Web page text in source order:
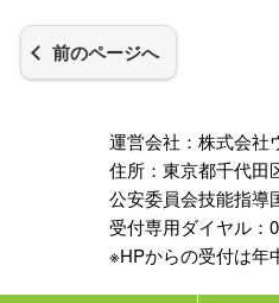
前のページへ
運営会社：株式会社
住所：東京都千代田
公安委員会技能指導
受付専用ダイヤル：
※HPからの受付は年